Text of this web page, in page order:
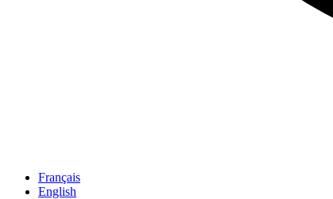
Français
English